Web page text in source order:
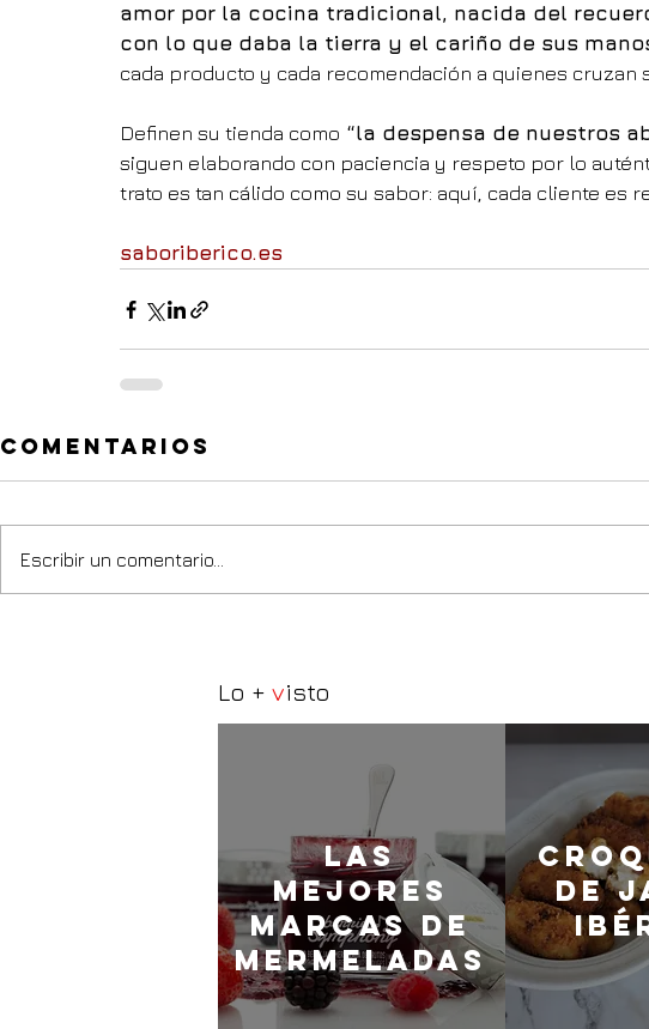
amor por la cocina tradicional, nacida del
con lo que daba la tierra y el cariño de sus
cada producto y cada recomendación a quienes cruzan
Definen su tienda como “la despensa de nuestros
siguen elaborando con paciencia y respeto por lo
trato es tan cálido como su sabor: aquí, cada cliente es
saboriberico.es
Comentarios
Escribir un comentario...
Lo + visto
LaS
MEJORES
marcas de
mermeladas
de